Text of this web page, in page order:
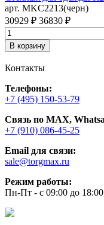
арт. MKC2213(черн)
30929 ₽ 36830 ₽
В корзину
Контакты
Телефоны:
+7 (495) 150-53-79
Связь по MAX,
+7 (910) 086-45-25
Email для связи:
sale@torgmax.ru
Режим работы:
Пн-Пт - с 09:00 до